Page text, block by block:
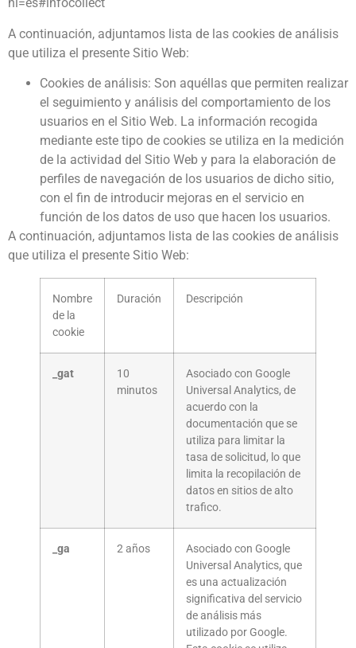
A continuación, adjuntamos lista de las cookies de análisis
que utiliza el presente Sitio Web:
Cookies de análisis: Son aquéllas que permiten realizar
el seguimiento y análisis del comportamiento de los
usuarios en el Sitio Web. La información recogida
mediante este tipo de cookies se utiliza en la medición
de la actividad del Sitio Web y para la elaboración de
perfiles de navegación de los usuarios de dicho sitio,
con el fin de introducir mejoras en el servicio en
función de los datos de uso que hacen los usuarios.
A continuación, adjuntamos lista de las cookies de análisis
que utiliza el presente Sitio Web:
Nombre
de la
cookie
Duración Descripción
_gat
10
minutos
Asociado con Google
Universal Analytics, de
acuerdo con la
documentación que se
utiliza para limitar la
tasa de solicitud, lo que
limita la recopilación de
datos en sitios de alto
trafico.
_ga 2 años
Asociado con Google
Universal Analytics, que
es una actualización
significativa del servicio
de análisis más
utilizado por Google.